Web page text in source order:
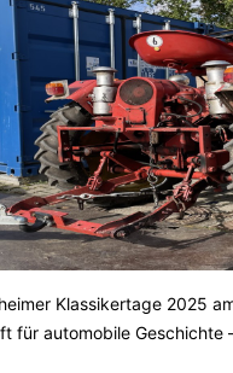
Klassikertage 2025
für automobile